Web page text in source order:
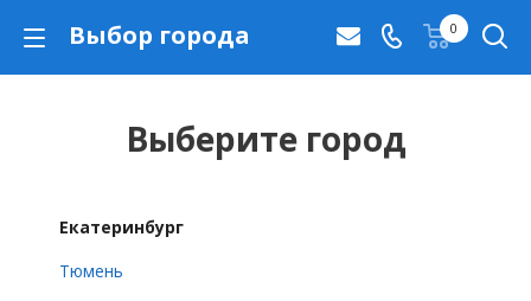
Выбор города 0
Выберите город
Екатеринбург
Тюмень